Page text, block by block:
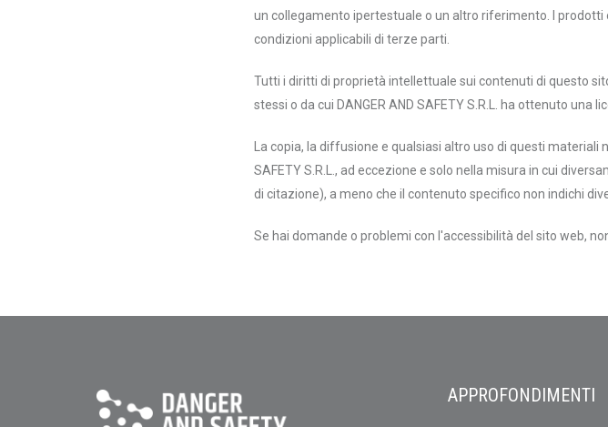
un collegamento ipertestuale o un altro riferimento. I
condizioni applicabili di terze parti.
Tutti i diritti di proprietà intellettuale sui contenuti di questo
stessi o da cui DANGER AND SAFETY S.R.L. ha ottenuto una
La copia, la diffusione e qualsiasi altro uso di questi
SAFETY S.R.L., ad eccezione e solo nella misura in cui
di citazione), a meno che il contenuto specifico non indichi
Se hai domande o problemi con l'accessibilità del sito web,
APPROFONDIMENTI